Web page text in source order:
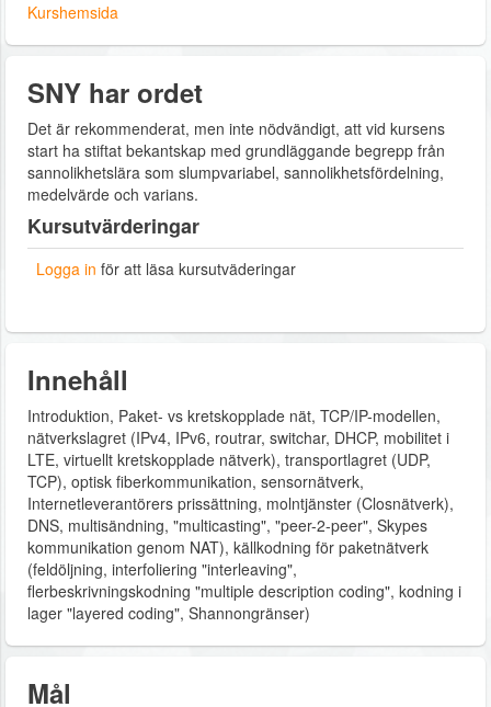
Kurshemsida
SNY har ordet
Det är rekommenderat, men inte nödvändigt, att vid kursens
start ha stiftat bekantskap med grundläggande begrepp från
sannolikhetslära som slumpvariabel, sannolikhetsfördelning,
medelvärde och varians.
Kursutvärderingar
Logga in för att läsa kursutväderingar
Innehåll
Introduktion, Paket- vs kretskopplade nät, TCP/IP-modellen,
nätverkslagret (IPv4, IPv6, routrar, switchar, DHCP, mobilitet i
LTE, virtuellt kretskopplade nätverk), transportlagret (UDP,
TCP), optisk fiberkommunikation, sensornätverk,
Internetleverantörers prissättning, molntjänster (Closnätverk),
DNS, multisändning, "multicasting", "peer-2-peer", Skypes
kommunikation genom NAT), källkodning för paketnätverk
(feldöljning, interfoliering "interleaving",
flerbeskrivningskodning "multiple description coding", kodning i
lager "layered coding", Shannongränser)
Mål